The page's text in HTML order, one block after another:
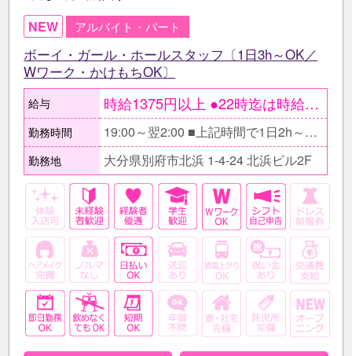
NEW アルバイト・パート
ボーイ・ガール・ホールスタッフ〔1日3h～OK／
Wワーク・かけもちOK〕
給与 時給1375円以上 ●22時迄は時給1719円 ○研修期間3ヵ月 〔未経験の方〕 時給1313円〔22時以降〕 時給1050円〔22時迄〕 【月収例】 深夜帯から勤務のWワーカー 時給1719円×1日4h×週5日 =月収13万7520円 ナイトワーク未経験の学生 時給1375円×１日3ｈ×週4日 ＝月収6万6000円以上 慣れてきたら時間や日数を増やしてさらに収入アップも可能♪
勤務時間 19:00～翌2:00 ■上記時間で1日2h～相談に応じます。 □Wワークで昼職と両立もできます。何でもご相談下さい！
勤務地 大分県別府市北浜 1-4-24 北浜ビル2F